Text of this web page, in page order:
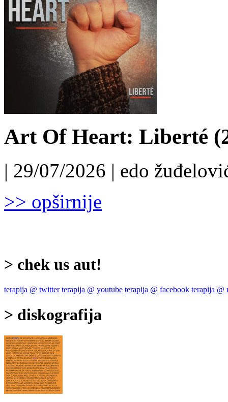
Art Of Heart: Liberté
| 29/07/2026 | edo
>> opširnije
> chek us aut!
terapija @ twitter terapija @ youtube terapija @ facebook terapija @
> diskografija